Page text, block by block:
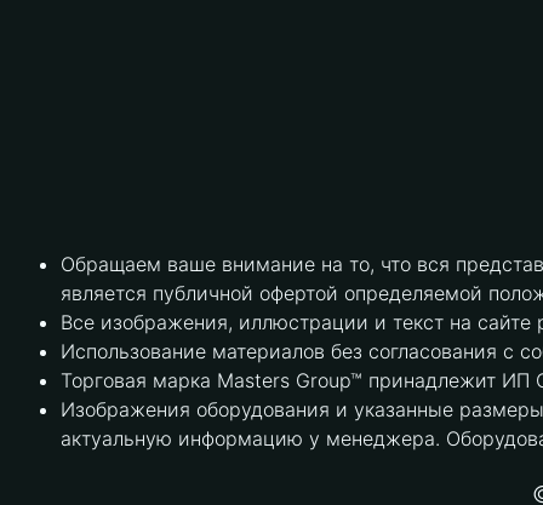
Обращаем ваше внимание на то, что вся
является публичной офертой определяемой
Все изображения, иллюстрации и текст на
Использование материалов без согласования с
Торговая марка Masters Group™ принадлежит ИП
Изображения оборудования и указанные
актуальную информацию у менеджера.